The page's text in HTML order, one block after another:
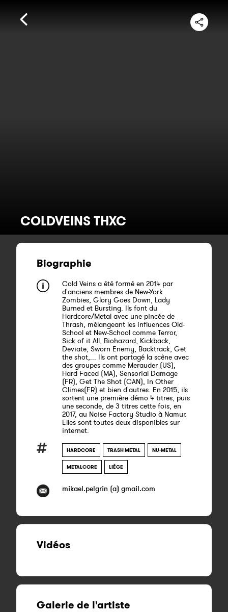
COLDVEINS THXC
Biographie
Cold Veins a été formé en 2014 par
d'anciens membres de New-York
Zombies, Glory Goes Down, Lady
Burned et Bursting. Ils font du
Hardcore/Metal avec une pincée de
Thrash, mélangeant les influences Old-
School et New-School comme Terror,
Sick of it All, Biohazard, Kickback,
Deviate, Sworn Enemy, Backtrack, Get
the shot,... Ils ont partagé la scène avec
des groupes comme Merauder (US),
Hard Faced (MA), Sensorial Damage
(FR), Get The Shot (CAN), In Other
Climes(FR) et bien d'autres. En 2015, ils
sortent une première démo 4 titres, puis
une seconde, de 3 titres cette fois, en
2017, au Noise Factory Studio à Namur.
Elles sont toutes deux disponibles sur
internet.
HARDCORE TRASH METAL NU-METAL
METALCORE LIÈGE
mikael.pelgrin (a) gmail.com
Vidéos
Galerie de l'artiste